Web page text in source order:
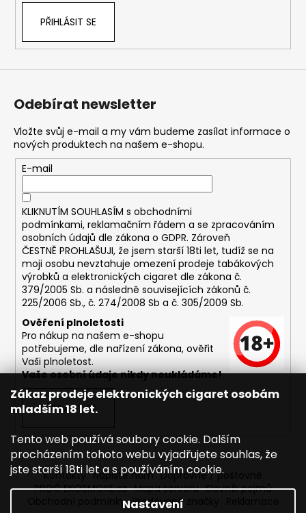
Zákaz prodeje elektronických cigaret osobám
mladším 18 let.
Tento web používá soubory cookie. Dalším
procházením tohoto webu vyjadřujete souhlas, že
jste starší 18ti let a s používáním cookie.
Nastavení
o
p
o
u
u
m
DEKANG
MENTOL
10ML
11MG
169
Kč
Původně:
195
PŘIHLÁSIT SE
Odebírat newsletter
Vložte svůj e-mail a my vám budeme zasílat informace o
nových produktech na našem e-shopu.
E-mail
KLIKNUTÍM SOUHLASÍM s obchodními
podmínkami, reklamačním řádem a se zpracováním
osobních údajů dle zákona o GDPR. Zároveň
ČESTNĚ PROHLAŠUJI, že jsem starší 18ti let, tudíž se na
moji osobu nevztahuje omezení prodeje tabákových
výrobků a elektronických cigaret dle zákona č.
379/2005 Sb. a následně souvisejících zákonů č.
225/2006 Sb., č. 274/2008 Sb a č. 305/2009 Sb.
Ověření plnoletosti
Pro nákup na našem e-shopu
potřebujeme, dle nařízení zákona, ověřit
Vaši plnoletost.
Vaše osobní údaje nikdy neukládáme!
PŘIHLÁSIT SE
Kontakty Napište nám Dopravné / poštovné
PROČ EKOSMOKE.cz Mapa serveru Slovník pojmů
Obchodní podmínky Prodávané značky